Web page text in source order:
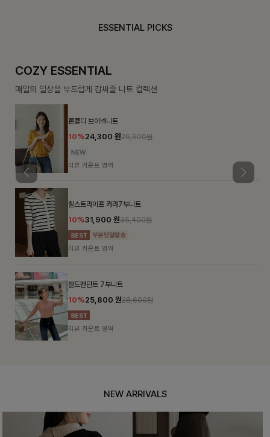
ESSENTIAL PICKS
COZY ESSENTIAL
매일의 일상을 부드럽게 감싸줄 니트 컬렉션
론클디 브이넥니트
10%24,300원26,900원
리뷰 카운트 영역
칠스트라이프 카라7부니트
10%31,900원35,400원
리뷰 카운트 영역
셀드펜던트 7부니트
10%25,800원28,600원
리뷰 카운트 영역
NEW ARRIVALS